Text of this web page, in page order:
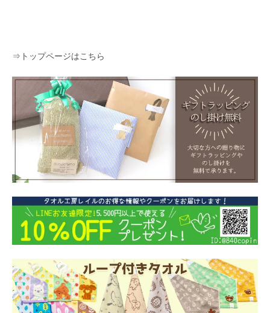
⇒ トップページはこちら